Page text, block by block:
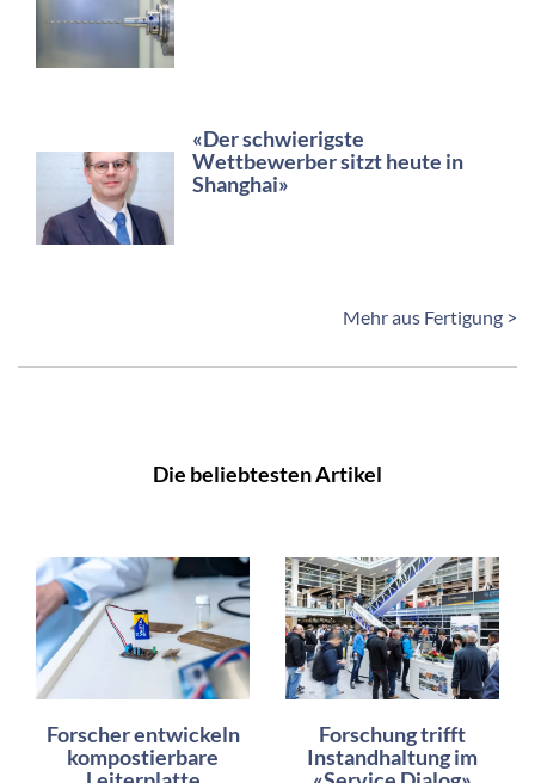
«Der schwierigste
Wettbewerber sitzt heute in
Shanghai»
Mehr aus Fertigung >
Die beliebtesten Artikel
Forscher entwickeln
kompostierbare
Forschung trifft
Instandhaltung im